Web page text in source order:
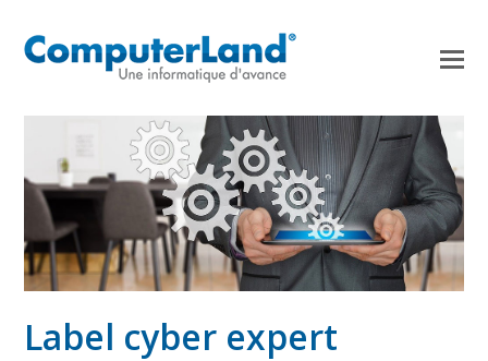
Label cyber expert